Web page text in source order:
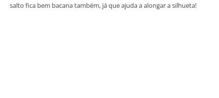
salto fica bem bacana também, já que ajuda a alongar a silhueta!